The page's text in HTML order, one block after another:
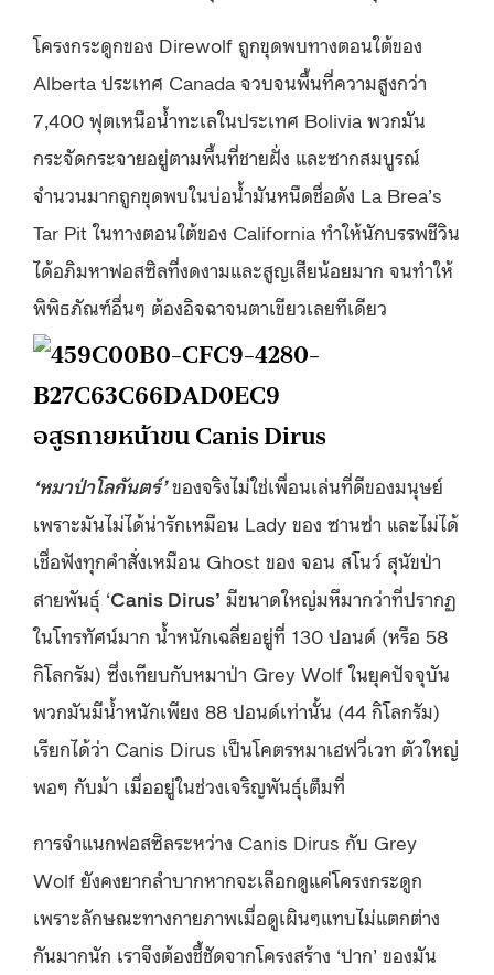
โครงกระดูกของ Direwolf ถูกขุดพบทางตอนใต้ของ
Alberta ประเทศ Canada จวบจนพื้นที่ความสูงกว่า
7,400 ฟุตเหนือน้ำทะเลในประเทศ Bolivia พวกมัน
กระจัดกระจายอยู่ตามพื้นที่ชายฝั่ง และซากสมบูรณ์
จำนวนมากถูกขุดพบในบ่อน้ำมันหนืดชื่อดัง La Brea’s
Tar Pit ในทางตอนใต้ของ California ทำให้นักบรรพชีวิน
ได้อภิมหาฟอสซิลที่งดงามและสูญเสียน้อยมาก จนทำให้
พิพิธภัณฑ์อื่นๆ ต้องอิจฉาจนตาเขียวเลยทีเดียว
อสูรกายหน้าขน Canis Dirus
‘หมาป่าโลกันตร์’ของจริงไม่ใช่เพื่อนเล่นที่ดีของมนุษย์
เพราะมันไม่ได้น่ารักเหมือน Lady ของ ซานซ่า และไม่ได้
เชื่อฟังทุกคำสั่งเหมือน Ghost ของ จอน สโนว์ สุนัขป่า
สายพันธุ์ ‘Canis Dirus’ มีขนาดใหญ่มหึมากว่าที่ปรากฏ
ในโทรทัศน์มาก น้ำหนักเฉลี่ยอยู่ที่ 130 ปอนด์ (หรือ 58
กิโลกรัม) ซึ่งเทียบกับหมาป่า Grey Wolf ในยุคปัจจุบัน
พวกมันมีน้ำหนักเพียง 88 ปอนด์เท่านั้น (44 กิโลกรัม)
เรียกได้ว่า Canis Dirus เป็นโคตรหมาเฮฟวี่เวท ตัวใหญ่
พอๆ กับม้า เมื่ออยู่ในช่วงเจริญพันธุ์เต็มที่
การจำแนกฟอสซิลระหว่าง Canis Dirus กับ Grey
Wolf ยังคงยากลำบากหากจะเลือกดูแค่โครงกระดูก
เพราะลักษณะทางกายภาพเมื่อดูเผินๆแทบไม่แตกต่าง
กันมากนัก เราจึงต้องชี้ชัดจากโครงสร้าง ‘ปาก’ ของมัน